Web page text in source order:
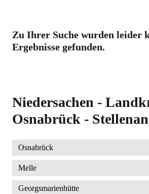
Zu Ihrer Suche wurden leider
Ergebnisse gefunden.
Niedersachen -
Osnabrück -
Osnabrück
Melle
Georgsmarienhütte